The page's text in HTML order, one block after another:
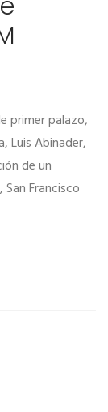
primer palazo,
Luis Abinader,
de un
Francisco